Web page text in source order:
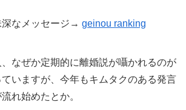
なメッセージ→ geinou ranking
なぜか定期的に離婚説が囁かれるのが
いますが、今年もキムタクのある発言
れ始めたとか。